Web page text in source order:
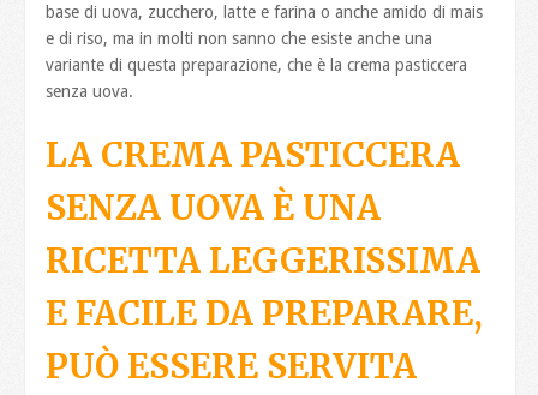
base di uova, zucchero, latte e farina o anche amido di mais
e di riso, ma in molti non sanno che esiste anche una
variante di questa preparazione, che è la crema pasticcera
senza uova.
LA CREMA PASTICCERA
SENZA UOVA È UNA
RICETTA LEGGERISSIMA
E FACILE DA PREPARARE,
PUÒ ESSERE SERVITA